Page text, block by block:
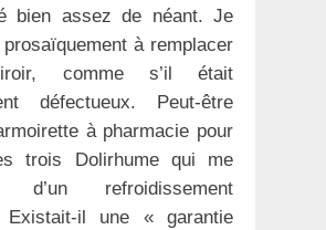
bien assez de néant. Je
à remplacer
comme s’il était
défectueux. Peut-être
à pharmacie pour
trois Dolirhume qui me
d’un refroidissement
Existait-il une « garantie